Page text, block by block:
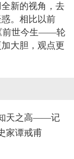
新的视角，去
。相比以前
前世今生——轮
大胆，观点更
天之高——记
家谭戒甫